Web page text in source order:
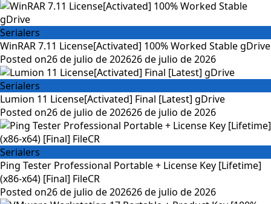
Serialers
WinRAR 7.11 License[Activated] 100% Worked Stable gDrive
Posted on26 de julio de 202626 de julio de 2026
Serialers
Lumion 11 License[Activated] Final [Latest] gDrive
Posted on26 de julio de 202626 de julio de 2026
Serialers
Ping Tester Professional Portable + License Key [Lifetime]
(x86-x64) [Final] FileCR
Posted on26 de julio de 202626 de julio de 2026